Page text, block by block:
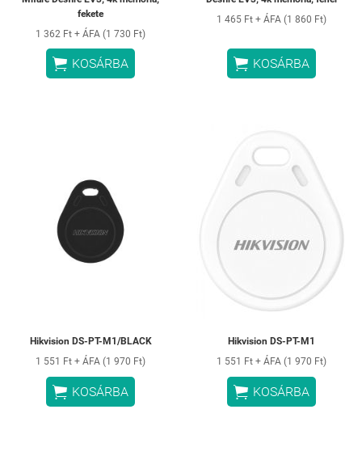
fekete
1 362 Ft + ÁFA (1 730 Ft)
 KOSÁRBA
1 465 Ft + ÁFA (1 860 Ft)
 KOSÁRBA
Hikvision DS-PT-M1/BLACK
1 551 Ft + ÁFA (1 970 Ft)
 KOSÁRBA
Hikvision DS-PT-M1
1 551 Ft + ÁFA (1 970 Ft)
 KOSÁRBA